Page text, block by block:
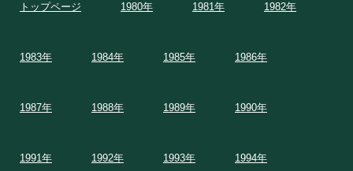
トップページ 1980年 1981年 1982年
1983年 1984年 1985年 1986年
1987年 1988年 1989年 1990年
1991年 1992年 1993年 1994年